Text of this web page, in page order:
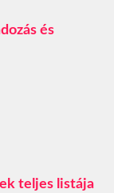
és
teljes listája